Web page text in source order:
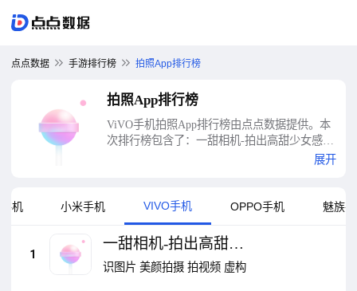
点点数据 手游排行榜 拍照App排行榜
拍照App排行榜
ViVO手机拍照App排行榜由点点数据提供。本
次排行榜包含了：一甜相机-拍出高甜少女感、
轻颜-记录美一刻、B612咔叽-拍出你的自然
Faceu激萌-你就这么好看、Fomz、OldRoll复古
胶片相机-拍立得胶卷等十大拍照App排行榜
展开
机 小米手机 VIVO手机 OPPO手机 魅族
1
一甜相机-拍出高甜少
女感
识图片 美颜拍摄 拍视频 虚构